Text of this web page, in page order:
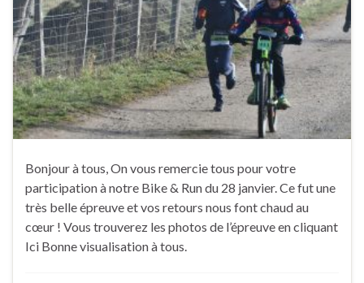
Bonjour à tous, On vous remercie tous pour votre
participation à notre Bike & Run du 28 janvier. Ce fut une
très belle épreuve et vos retours nous font chaud au
cœur ! Vous trouverez les photos de l’épreuve en cliquant
Ici Bonne visualisation à tous.